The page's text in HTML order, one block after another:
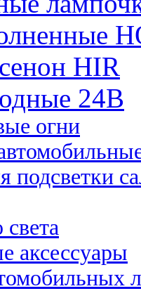
HIR
24B
огни
подсветки
аксессуары